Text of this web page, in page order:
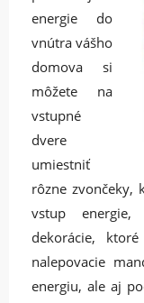
energie do
vnútra vášho
domova si
môžete na
vstupné
dvere
umiestniť
rôzne zvončeky,
vstup
dekorácie,
nalepovacie
energiu, ale aj